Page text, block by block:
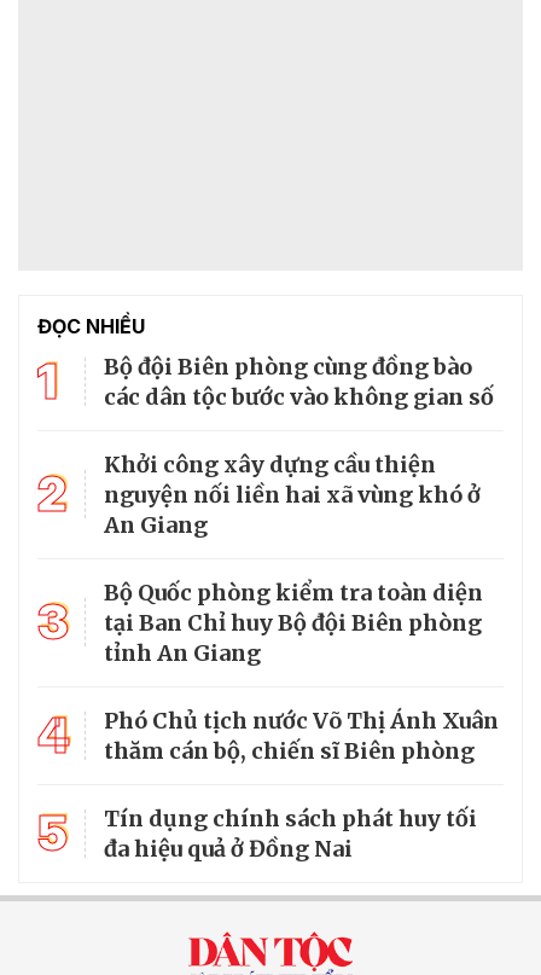
ĐỌC NHIỀU
1
Bộ đội Biên phòng cùng đồng bào
các dân tộc bước vào không gian số
2
Khởi công xây dựng cầu thiện
nguyện nối liền hai xã vùng khó ở
An Giang
3
Bộ Quốc phòng kiểm tra toàn diện
tại Ban Chỉ huy Bộ đội Biên phòng
tỉnh An Giang
4
Phó Chủ tịch nước Võ Thị Ánh Xuân
thăm cán bộ, chiến sĩ Biên phòng
5
Tín dụng chính sách phát huy tối
đa hiệu quả ở Đồng Nai